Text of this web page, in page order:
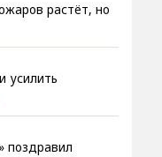
растёт, но
усилить
поздравил